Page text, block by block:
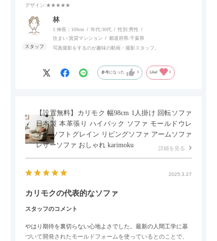
個人的にはコードレス＆充電式なので、コンセントの場所を気
にせず、好きな場所に置けるのが画期的に感じました。
デザイン:★★★★★
林
1:伸長：169cm 年代:30代 性別:男性
住まい:賃貸マンション 都道府県:千葉県
写真撮影をするのが趣味の動画・撮影スタッフ。
参考になった 0 Like! 0
【設置無料】カリモク 幅98cm 1人掛け 回転ソファ
日本製 本革張り ハイバック ソファ モールドウレ
タン ソフトグレイン リビングソファ アームソファ
レザーソファ おしゃれ karimoku
詳細を見る
2025.3.27
カリモクの代表的なソファ
スタッフのコメント
やはり期待を裏切らない心地よさでした。最新の人間工学に基
づいて開発されたモールドフォームを使っているとのことで、